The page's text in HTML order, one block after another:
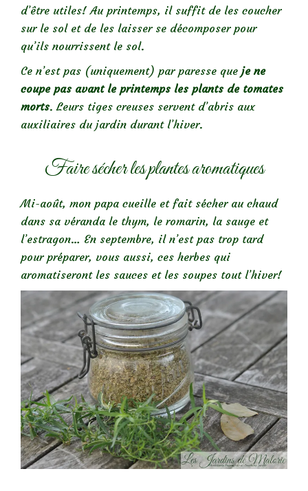
d’être utiles! Au printemps, il suffit de les coucher
sur le sol et de les laisser se décomposer pour
qu’ils nourrissent le sol.
Ce n’est pas (uniquement) par paresse que je ne
coupe pas avant le printemps les plants de tomates
morts. Leurs tiges creuses servent d’abris aux
auxiliaires du jardin durant l’hiver.
Faire sécher les plantes aromatiques
Mi-août, mon papa cueille et fait sécher au chaud
dans sa véranda le thym, le romarin, la sauge et
l’estragon… En septembre, il n’est pas trop tard
pour préparer, vous aussi, ces herbes qui
aromatiseront les sauces et les soupes tout l’hiver!